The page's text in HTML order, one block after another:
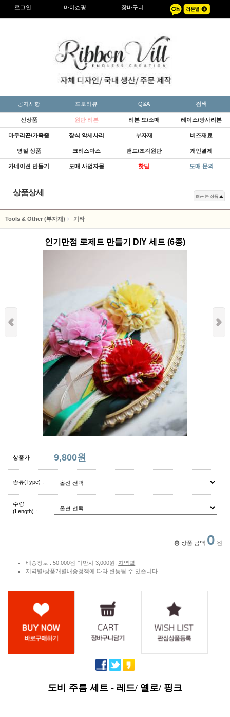
로그인 마이쇼핑 장바구니
공지사항 포토리뷰 Q&A 검색
신상품 원단 리본 리본 도/소매 레이스/망사리본
마무리끈/가죽줄 장식 악세사리 부자재 비즈재료
명절 상품 크리스마스 밴드/조각원단 개인결제
카네이션 만들기 도매 사업자몰 핫딜 도매 문의
상품상세
Tools & Other (부자재) 기타
최근 본 상품
인기만점 로제트 만들기 DIY 세트 (6종)
상품가 9,800원
종류(Type) :
수량
(Length) :
총 상품 금액 0 원
배송정보 : 50,000원 미만시 3,000원, 지역별
지역별/상품개별배송정책에 따라 변동될 수 있습니다
도비 주름 세트 - 레드/ 옐로/ 핑크